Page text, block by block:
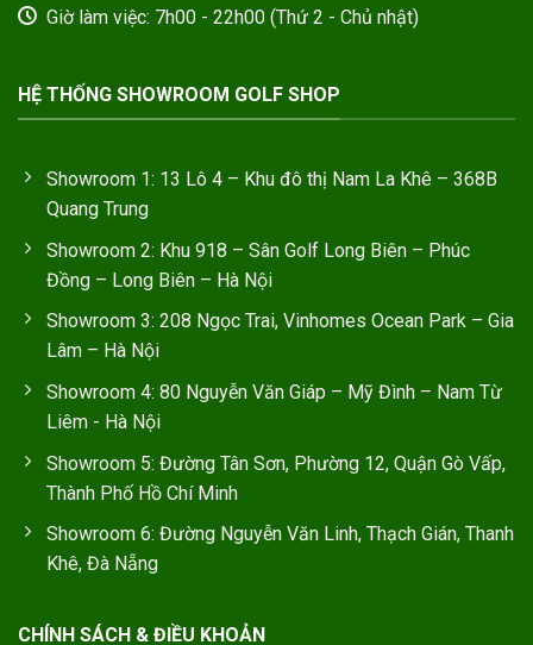
Giờ làm việc: 7h00 - 22h00 (Thứ 2 - Chủ nhật)
HỆ THỐNG SHOWROOM GOLF SHOP
Showroom 1: 13 Lô 4 – Khu đô thị Nam La Khê – 368B
Quang Trung
Showroom 2: Khu 918 – Sân Golf Long Biên – Phúc
Đồng – Long Biên – Hà Nội
Showroom 3: 208 Ngọc Trai, Vinhomes Ocean Park – Gia
Lâm – Hà Nội
Showroom 4: 80 Nguyễn Văn Giáp – Mỹ Đình – Nam Từ
Liêm - Hà Nội
Showroom 5: Đường Tân Sơn, Phường 12, Quận Gò Vấp,
Thành Phố Hồ Chí Minh
Showroom 6: Đường Nguyễn Văn Linh, Thạch Gián, Thanh
Khê, Đà Nẵng
CHÍNH SÁCH & ĐIỀU KHOẢN